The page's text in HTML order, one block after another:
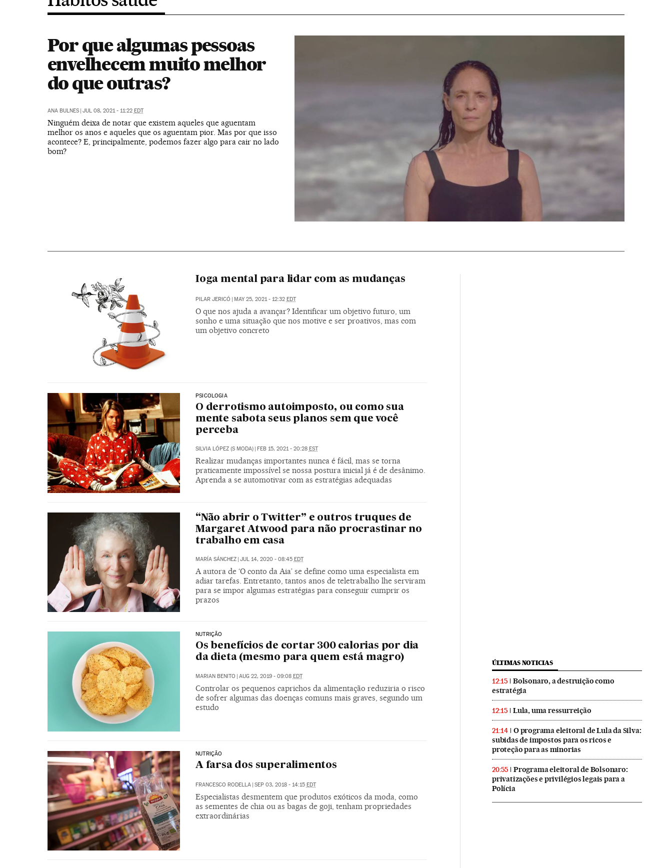
Por que algumas pessoas
envelhecem muito melhor
do que outras?
ANA BULNES | JUL 08, 2021 - 11:22 EDT
Ninguém deixa de notar que existem aqueles que aguentam
melhor os anos e aqueles que os aguentam pior. Mas por que isso
acontece? E, principalmente, podemos fazer algo para cair no lado
bom?
Ioga mental para lidar com as mudanças
PILAR JERICÓ | MAY 25, 2021 - 12:32 EDT
O que nos ajuda a avançar? Identificar um objetivo futuro, um
sonho e uma situação que nos motive e ser proativos, mas com
um objetivo concreto
PSICOLOGIA
O derrotismo autoimposto, ou como sua
mente sabota seus planos sem que você
perceba
SILVIA LÓPEZ (S MODA) FEB 15, 2021 - 20:28 EST
Realizar mudanças importantes nunca é fácil, mas se torna
praticamente impossível se nossa postura inicial já é de desânimo.
Aprenda a se automotivar com as estratégias adequadas
“Não abrir o Twitter” e outros truques de
Margaret Atwood para não procrastinar no
trabalho em casa
MARÍA SÁNCHEZ | JUL 14, 2020 - 08:45 EDT
A autora de ‘O conto da Aia’ se define como uma especialista em
adiar tarefas. Entretanto, tantos anos de teletrabalho lhe serviram
para se impor algumas estratégias para conseguir cumprir os
prazos
NUTRIÇÃO
Os benefícios de cortar 300 calorias por dia
da dieta (mesmo para quem está magro)
MARIAN BENITO AUG 22, 2019 - 09:08 EDT
Controlar os pequenos caprichos da alimentação reduziria o risco
de sofrer algumas das doenças comuns mais graves, segundo um
estudo
NUTRIÇÃO
A farsa dos superalimentos
FRANCESCO RODELLA | SEP 03, 2018 - 14:15 EDT
Especialistas desmentem que produtos exóticos da moda, como
as sementes de chia ou as bagas de goji, tenham propriedades
extraordinárias
ÚLTIMAS NOTICIAS
12:15
Bolsonaro, a destruição como
estratégia
12:15 Lula, uma ressurreição
21:14
O programa eleitoral de Lula da Silva:
subidas de impostos para os ricos e
proteção para as minorias
20:55
Programa eleitoral de Bolsonaro:
privatizações e privilégios legais para a
Polícia